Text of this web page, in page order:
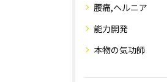
腰痛,ヘルニア
能力開発
本物の気功師